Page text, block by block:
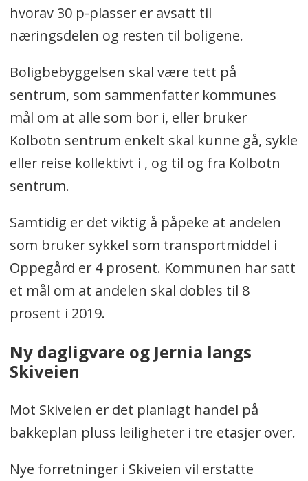
hvorav 30 p-plasser er avsatt til
næringsdelen og resten til boligene.
Boligbebyggelsen skal være tett på
sentrum, som sammenfatter kommunes
mål om at alle som bor i, eller bruker
Kolbotn sentrum enkelt skal kunne gå, sykle
eller reise kollektivt i , og til og fra Kolbotn
sentrum.
Samtidig er det viktig å påpeke at andelen
som bruker sykkel som transportmiddel i
Oppegård er 4 prosent. Kommunen har satt
et mål om at andelen skal dobles til 8
prosent i 2019.
Ny dagligvare og Jernia langs
Skiveien
Mot Skiveien er det planlagt handel på
bakkeplan pluss leiligheter i tre etasjer over.
Nye forretninger i Skiveien vil erstatte